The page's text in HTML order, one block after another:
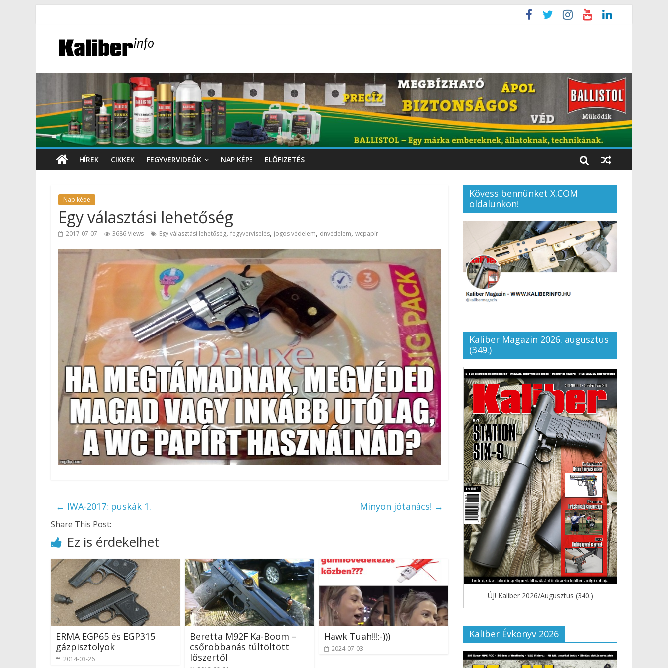
HÍREK CIKKEK FEGYVERVIDEÓK NAP KÉPE ELŐFIZETÉS
Nap képe
Egy választási lehetőség
2017-07-07 3686 Views Egy választási lehetőség, fegyverviselés, jogos védelem, önvédelem, wcpapír
← IWA-2017: puskák 1. Minyon jótanács! →
Share This Post:
Ez is érdekelhet
ERMA EGP65 és EGP315
gázpisztolyok
2014-03-26
Beretta M92F Ka-Boom –
csőrobbanás túltöltött
lőszertől
Hawk Tuah!!!:-)))
2024-07-03
Kövess bennünket X.COM
oldalunkon!
Kaliber Magazin 2026. augusztus
(349.)
ÚJ! Kaliber 2026/Augusztus (340.)
Kaliber Évkönyv 2026